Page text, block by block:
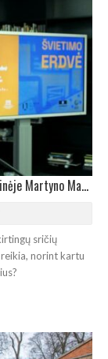
ŠVIETIMO ERDVĖ: Architektų diskusija Nacionalinėje Martyno Mažvydo bibliotekoje
sričių
norint kartu